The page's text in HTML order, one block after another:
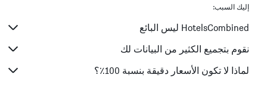
إليك السبب:
HotelsCombined ليس البائع
نقوم بتجميع الكثير من البيانات لك
لماذا لا تكون الأسعار دقيقة بنسبة 100٪؟